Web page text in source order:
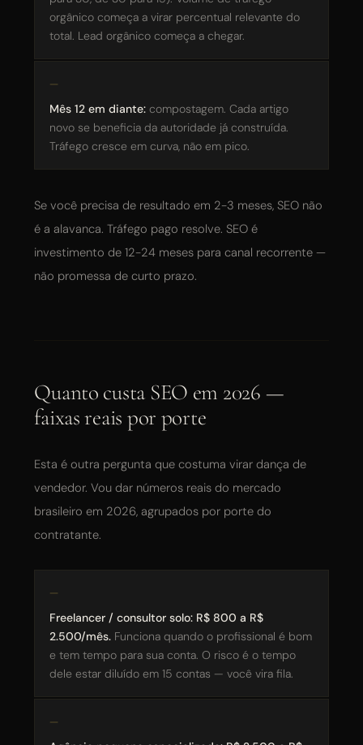
orgânico começa a virar percentual relevante do
total. Lead orgânico começa a chegar.
Mês 12 em diante:compostagem. Cada artigo
novo se beneficia da autoridade já construída.
Tráfego cresce em curva, não em pico.
Se você precisa de resultado em 2-3 meses, SEO não
é a alavanca. Tráfego pago resolve. SEO é
investimento de 12-24 meses para canal recorrente —
não promessa de curto prazo.
Quanto custa SEO em 2026 —
faixas reais por porte
Esta é outra pergunta que costuma virar dança de
vendedor. Vou dar números reais do mercado
brasileiro em 2026, agrupados por porte do
contratante.
Freelancer / consultor solo: R$ 800 a R$
2.500/mês.Funciona quando o profissional é bom
e tem tempo para sua conta. O risco é o tempo
dele estar diluído em 15 contas — você vira fila.